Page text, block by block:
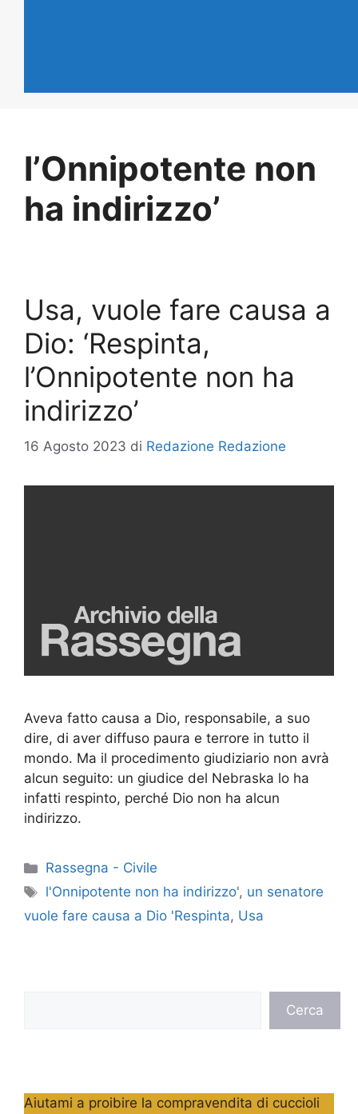
l’Onnipotente non
ha indirizzo’
Usa, vuole fare causa a
Dio: ‘Respinta,
l’Onnipotente non ha
indirizzo’
16 Agosto 2023 di Redazione Redazione
Aveva fatto causa a Dio, responsabile, a suo
dire, di aver diffuso paura e terrore in tutto il
mondo. Ma il procedimento giudiziario non avrà
alcun seguito: un giudice del Nebraska lo ha
infatti respinto, perché Dio non ha alcun
indirizzo.
Categorie
Rassegna - Civile
Tag
l'Onnipotente non ha indirizzo', un senatore
vuole fare causa a Dio 'Respinta, Usa
Cerca
Aiutami a proibire la compravendita di cuccioli